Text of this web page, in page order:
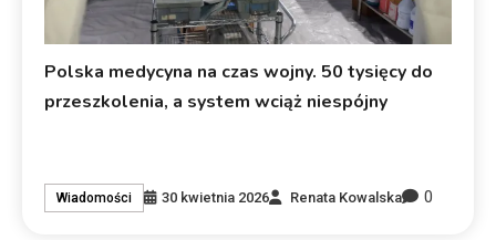
Polska medycyna na czas wojny. 50 tysięcy do
przeszkolenia, a system wciąż niespójny
Wiadomości 30 kwietnia 2026 Renata Kowalska 0